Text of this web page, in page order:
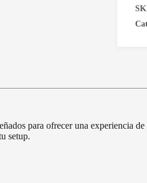
para ofrecer una experiencia
setup.